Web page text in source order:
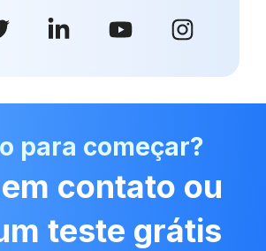
para começar?
contato ou
teste grátis